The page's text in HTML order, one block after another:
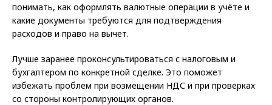
понимать, как оформлять валютные операции в учёте и
какие документы требуются для подтверждения
расходов и право на вычет.
Лучше заранее проконсультироваться с налоговым и
бухгалтером по конкретной сделке. Это поможет
избежать проблем при возмещении НДС и при проверках
со стороны контролирующих органов.